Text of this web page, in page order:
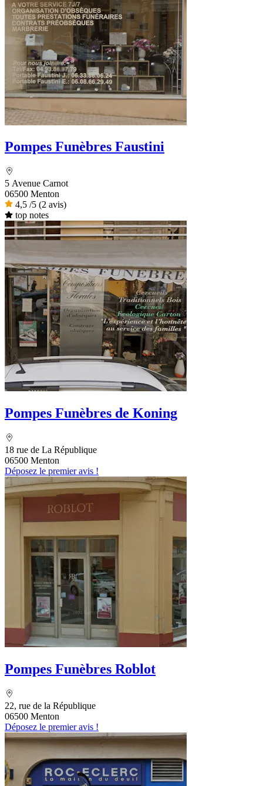
Pompes Funèbres Faustini
5 Avenue Carnot
06500 Menton
4,5 /5 (2 avis)
top notes
Pompes Funèbres de Koning
18 rue de La République
06500 Menton
Déposez le premier avis !
Pompes Funèbres Roblot
22, rue de la République
06500 Menton
Déposez le premier avis !